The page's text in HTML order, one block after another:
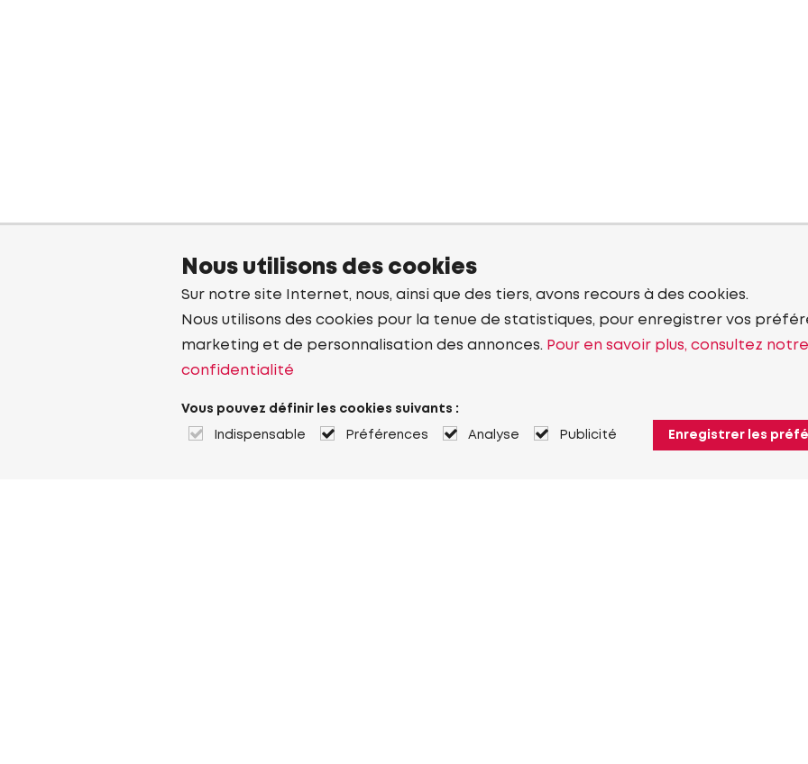
Nous utilisons des cookies
Sur notre site Internet, nous, ainsi que des tiers, avons recours à des cookies.
Nous utilisons des cookies pour la tenue de statistiques, pour enregistrer vos
marketing et de personnalisation des annonces. Pour en savoir plus, consultez
confidentialité
Vous pouvez définir les cookies suivants :
Indispensable Préférences Analyse Publicité Enregistrer les